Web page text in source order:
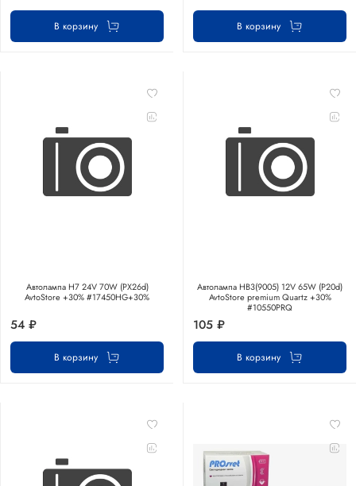
В корзину В корзину
Автолампа H7 24V 70W (PX26d)
AvtoStore +30% #17450HG+30%
54 ₽
В корзину
Автолампа HВ3(9005) 12V 65W (P20d)
AvtoStore premium Quartz +30%
#10550PRQ
105 ₽
В корзину